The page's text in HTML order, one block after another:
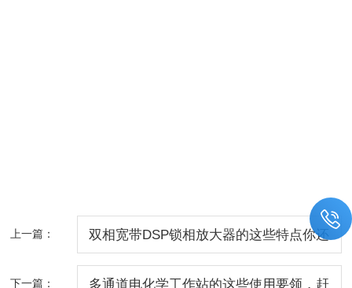
上一篇： 双相宽带DSP锁相放大器的这些特点你还
下一篇： 多通道电化学工作站的这些使用要领，赶